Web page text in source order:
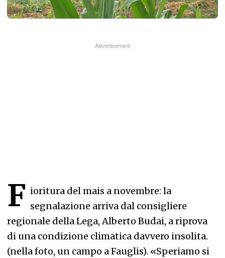
F ioritura del mais a novembre: la
segnalazione arriva dal consigliere
regionale della Lega, Alberto Budai, a riprova
di una condizione climatica davvero insolita.
(nella foto, un campo a Fauglis). «Speriamo si